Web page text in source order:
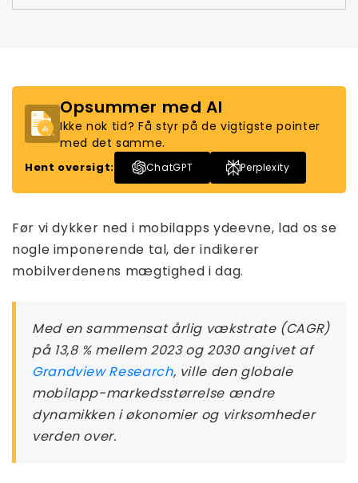
Opsummer med AI
Ikke nok tid? Få styr på de vigtigste pointer
med det samme.
Hent oversigt: ChatGPT Perplexity
Før vi dykker ned i mobilapps ydeevne, lad os se
nogle imponerende tal, der indikerer
mobilverdenens mægtighed i dag.
Med en sammensat årlig vækstrate (CAGR)
på 13,8 % mellem 2023 og 2030 angivet af
Grandview Research, ville den globale
mobilapp-markedsstørrelse ændre
dynamikken i økonomier og virksomheder
verden over.